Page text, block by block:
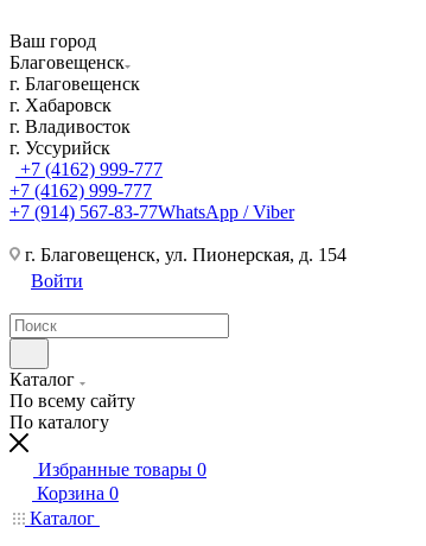
Ваш город
Благовещенск
г. Благовещенск
г. Хабаровск
г. Владивосток
г. Уссурийск
+7 (4162) 999-777
+7 (4162) 999-777
+7 (914) 567-83-77WhatsApp / Viber
г. Благовещенск, ул. Пионерская, д. 154
Войти
Каталог
По всему сайту
По каталогу
Избранные товары 0
Корзина 0
Каталог